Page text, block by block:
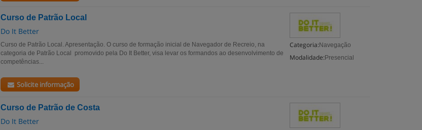
Curso de Patrão Local
Do It Better
Categoria: Navegação
Modalidade: Presencial
Curso de Patrão Local. Apresentação. O curso de formação inicial de Navegador de Recreio, na
categoria de Patrão Local promovido pela Do It Better, visa levar os formandos ao desenvolvimento de
competências...
Solicite informação
Curso de Patrão de Costa
Do It Better